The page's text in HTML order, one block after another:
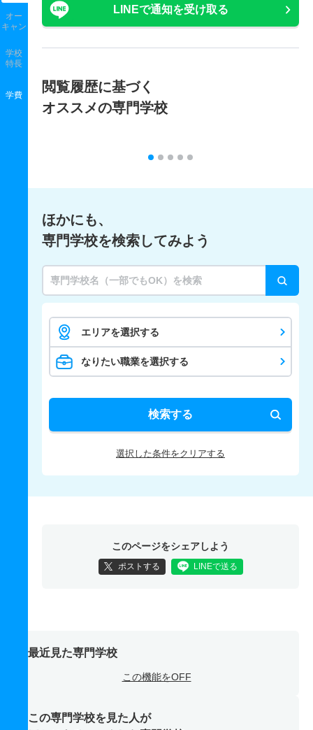
オー
キャン
学校
特長
学費
LINEで通知を受け取る
閲覧履歴に基づく
オススメの専門学校
ほかにも、
専門学校を検索してみよう
エリアを選択する
なりたい職業を選択する
検索する
選択した条件をクリアする
このページをシェアしよう
ポストする LINEで送る
最近見た専門学校
この機能をOFF
この専門学校を見た人が